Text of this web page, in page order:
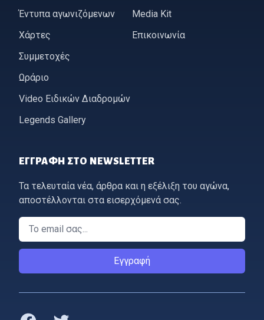
Έντυπα αγωνιζόμενων
Χάρτες
Συμμετοχές
Ωράριο
Video Ειδικών Διαδρομών
Legends Gallery
Media Kit
Επικοινωνία
ΕΓΓΡΑΦΉ ΣΤΟ NEWSLETTER
Τα τελευταία νέα, άρθρα και η εξέλιξη του αγώνα,
αποστέλλονται στα εισερχόμενά σας.
Email
Εγγραφή